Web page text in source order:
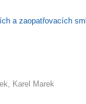
a zaopatřovacích
Karel Marek